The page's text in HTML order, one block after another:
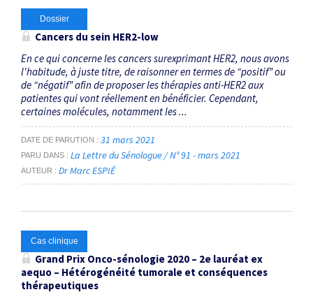
Dossier
Cancers du sein HER2-low
En ce qui concerne les cancers surexprimant HER2, nous avons
l'habitude, à juste titre, de raisonner en termes de “positif” ou
de “négatif” afin de proposer les thérapies anti-HER2 aux
patientes qui vont réellement en bénéficier. Cependant,
certaines molécules, notamment les ...
DATE DE PARUTION 31 mars 2021
PARU DANS La Lettre du Sénologue / N° 91 - mars 2021
AUTEUR Dr Marc ESPIÉ
Cas clinique
Grand Prix Onco-sénologie 2020 – 2e lauréat ex
aequo – Hétérogénéité tumorale et conséquences
thérapeutiques